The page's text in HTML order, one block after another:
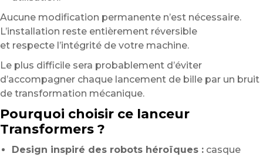
Aucune modification permanente n’est nécessaire.
L’installation reste entièrement réversible
et respecte l’intégrité de votre machine.
Le plus difficile sera probablement d’éviter
d’accompagner chaque lancement de bille par un bruit
de transformation mécanique.
Pourquoi choisir ce lanceur
Transformers ?
Design inspiré des robots héroïques : casque